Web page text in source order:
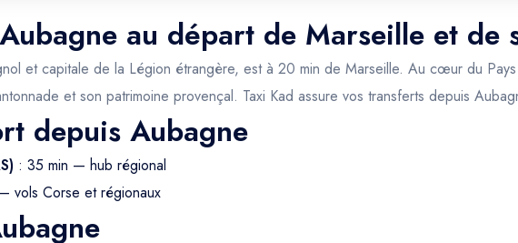
au départ de Marseille et de
et capitale de la Légion étrangère, est à 20 min de Marseille. Au cœur du
et son patrimoine provençal. Taxi Kad assure vos transferts depuis
depuis Aubagne
: 35 min — hub régional
vols Corse et régionaux